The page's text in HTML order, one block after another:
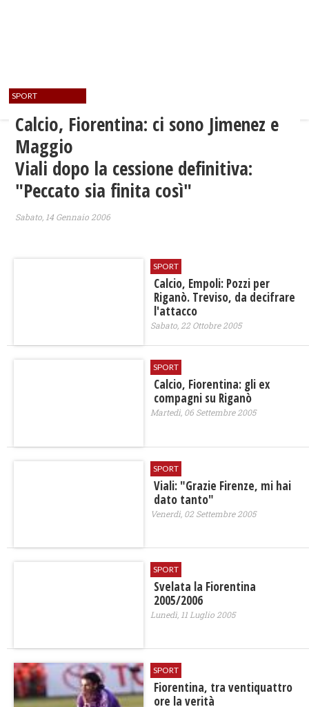
SPORT
Calcio, Fiorentina: ci sono Jimenez e
Maggio
Viali dopo la cessione definitiva:
"Peccato sia finita così"
Sabato, 14 Gennaio 2006
SPORT
Calcio, Empoli: Pozzi per
Riganò. Treviso, da decifrare
l'attacco
Sabato, 22 Ottobre 2005
SPORT
Calcio, Fiorentina: gli ex
compagni su Riganò
Martedì, 06 Settembre 2005
SPORT
Viali: "Grazie Firenze, mi hai
dato tanto"
Venerdì, 02 Settembre 2005
SPORT
Svelata la Fiorentina
2005/2006
Lunedì, 11 Luglio 2005
SPORT
Fiorentina, tra ventiquattro
ore la verità